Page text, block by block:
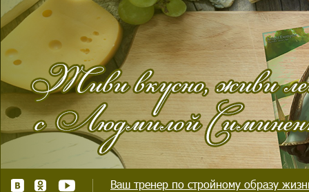
Ваш тренер по стройному образу